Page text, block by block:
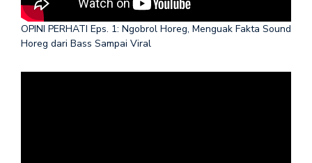
OPINI PERHATI Eps. 1: Ngobrol Horeg, Menguak Fakta Sound
Horeg dari Bass Sampai Viral